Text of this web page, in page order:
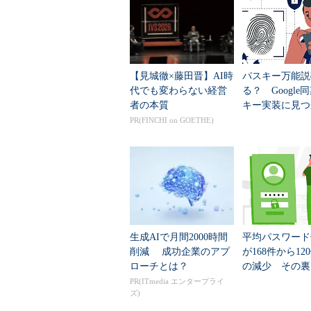
パスワードを置き換える一般的な
ることだ。生体認証は現在、モバ
り、他の顧客向けおよびエンター
生体認証以外のパスワードレス認
ベースのワンタイムパスワード認
を生成させる認証、ユーザーの持
な兆候の分析による本人らしさの
がある）などがある。
アプローチ2：レガシーパスワ
最も広く使われている強力な認証
わせる2要素認証（2FA：two-factor
用し、パスワードレスとなる認証
ている。
【見城徹×藤田晋】AI時
代でも変わらない経営
者の本質
PR(FINCHI on GOETHE)
パスキー万能
る？ Google同
キー実装に見
生成AIで月間2000時間
削減 成功企業のアプ
ローチとは？
PR(ITmedia エンタープライ
ズ)
平均パスワー
が168件から
の減少 その裏